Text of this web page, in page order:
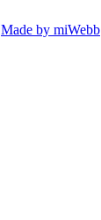
Made by miWebb